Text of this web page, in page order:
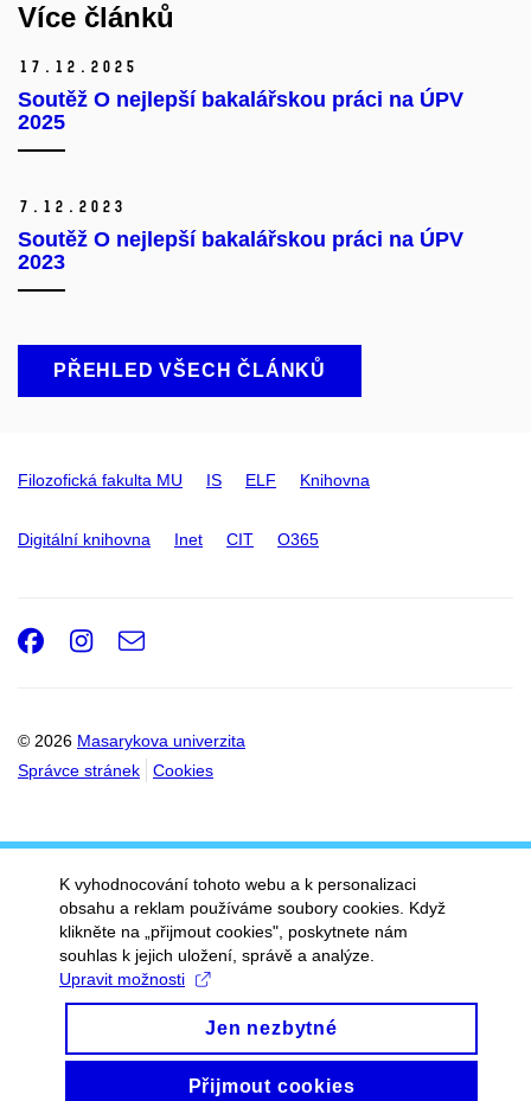
Více článků
17. 12. 2025
Soutěž O nejlepší bakalářskou práci na ÚPV
2025
7. 12. 2023
Soutěž O nejlepší bakalářskou práci na ÚPV
2023
PŘEHLED VŠECH ČLÁNKŮ
Filozofická fakulta MU IS ELF Knihovna
Digitální knihovna Inet CIT O365
© 2026 Masarykova univerzita
Správce stránek
Cookies
Facebook
Instagram
e-
K vyhodnocování tohoto webu a k personalizaci
obsahu a reklam používáme soubory cookies. Když
klikněte na „přijmout cookies", poskytnete nám
souhlas k jejich uložení, správě a analýze.
Upravit možnosti
Jen nezbytné
Přijmout cookies